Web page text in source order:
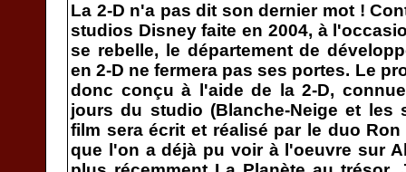
La 2-D n'a pas dit son dernier mot !
studios Disney faite en 2004, à
se rebelle, le département de
en 2-D ne fermera pas ses portes. Le
donc conçu à l'aide de la 2-D,
jours du studio (Blanche-Neige et les
film sera écrit et réalisé par le duo
que l'on a déjà pu voir à l'oeuvre sur